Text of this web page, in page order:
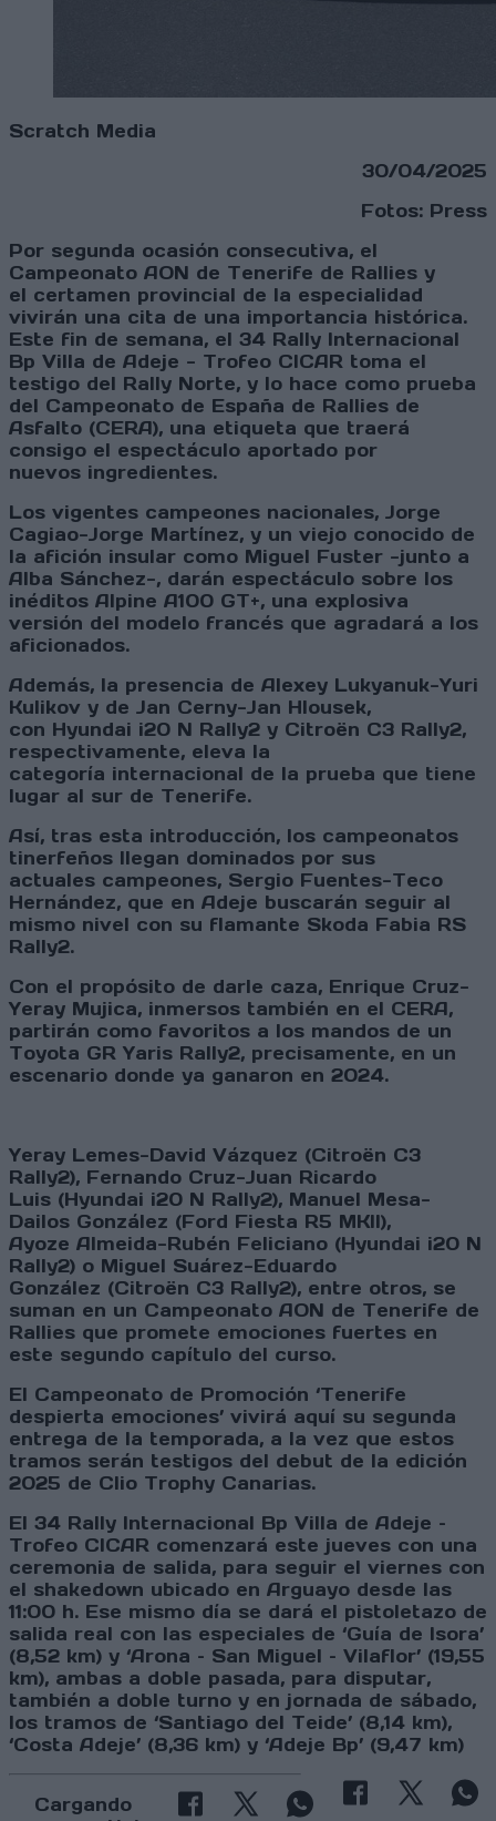
Scratch Media
30/04/2025
Fotos: Press
Por segunda ocasión consecutiva, el
Campeonato AON de Tenerife de Rallies y
el certamen provincial de la especialidad
vivirán una cita de una importancia histórica.
Este fin de semana, el 34 Rally Internacional
Bp Villa de Adeje - Trofeo CICAR toma el
testigo del Rally Norte, y lo hace como prueba
del Campeonato de España de Rallies de
Asfalto (CERA), una etiqueta que traerá
consigo el espectáculo aportado por
nuevos ingredientes.
Los vigentes campeones nacionales, Jorge
Cagiao-Jorge Martínez, y un viejo conocido de
la afición insular como Miguel Fuster -junto a
Alba Sánchez-, darán espectáculo sobre los
inéditos Alpine A100 GT+, una explosiva
versión del modelo francés que agradará a los
aficionados.
Además, la presencia de Alexey Lukyanuk-Yuri
Kulikov y de Jan Cerny-Jan Hlousek,
con Hyundai i20 N Rally2 y Citroën C3 Rally2,
respectivamente, eleva la
categoría internacional de la prueba que tiene
lugar al sur de Tenerife.
Así, tras esta introducción, los campeonatos
tinerfeños llegan dominados por sus
actuales campeones, Sergio Fuentes-Teco
Hernández, que en Adeje buscarán seguir al
mismo nivel con su flamante Skoda Fabia RS
Rally2.
Con el propósito de darle caza, Enrique Cruz-
Yeray Mujica, inmersos también en el CERA,
partirán como favoritos a los mandos de un
Toyota GR Yaris Rally2, precisamente, en un
escenario donde ya ganaron en 2024.
Yeray Lemes-David Vázquez (Citroën C3
Rally2), Fernando Cruz-Juan Ricardo
Luis (Hyundai i20 N Rally2), Manuel Mesa-
Dailos González (Ford Fiesta R5 MKII),
Ayoze Almeida-Rubén Feliciano (Hyundai i20 N
Rally2) o Miguel Suárez-Eduardo
González (Citroën C3 Rally2), entre otros, se
suman en un Campeonato AON de Tenerife de
Rallies que promete emociones fuertes en
este segundo capítulo del curso.
El Campeonato de Promoción ‘Tenerife
despierta emociones’ vivirá aquí su segunda
entrega de la temporada, a la vez que estos
tramos serán testigos del debut de la edición
2025 de Clio Trophy Canarias.
El 34 Rally Internacional Bp Villa de Adeje –
Trofeo CICAR comenzará este jueves con una
ceremonia de salida, para seguir el viernes con
el shakedown ubicado en Arguayo desde las
11:00 h. Ese mismo día se dará el pistoletazo de
salida real con las especiales de ‘Guía de Isora’
(8,52 km) y ‘Arona – San Miguel – Vilaflor’ (19,55
km), ambas a doble pasada, para disputar,
también a doble turno y en jornada de sábado,
los tramos de ‘Santiago del Teide’ (8,14 km),
‘Costa Adeje’ (8,36 km) y ‘Adeje Bp’ (9,47 km)
Cargando